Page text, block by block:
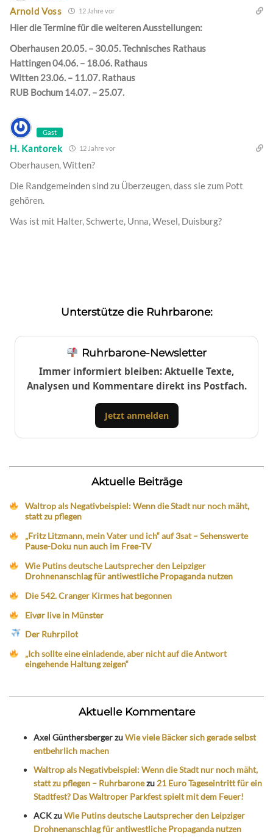
Arnold Voss 12 Jahre vor
Hier die Termine für die weiteren Ausstellungen:
Oberhausen 20.05. – 30.05. Technisches Rathaus
Hattingen 04.06. – 18.06. Rathaus
Witten 23.06. – 11.07. Rathaus
RUB Bochum 14.07. – 25.07.
Gast
H. Kantorek 12 Jahre vor
Oberhausen, Witten?
Die Randgemeinden sind zu Überzeugen, dass sie zum Pott
gehören.
Was ist mit Halter, Schwerte, Unna, Wesel, Duisburg?
Unterstütze die Ruhrbarone:
Ruhrbarone-Newsletter
Immer informiert bleiben: Aktuelle Texte,
Analysen und Kommentare direkt ins Postfach.
Jetzt anmelden
Aktuelle Beiträge
Waltrop als Negativbeispiel: Wenn die Stadt nur noch mäht,
statt zu pflegen
„Fritz Litzmann, mein Vater und ich“ auf 3sat – Sehenswerte
Pause-Doku nun auch im Free-TV
Wie Putins deutsche Lautsprecher den Leipziger
Drohnenanschlag für antiwestliche Propaganda nutzen
Die 542. Cranger Kirmes hat begonnen
Eivør live in Münster
Der Ruhrpilot
„Ich sollte eine einladende, aber nicht auf die Antwort
eingehende Haltung zeigen“
Aktuelle Kommentare
Axel GünthersbergerzuWie viele Bäcker sich gerade selbst
entbehrlich machen
Waltrop als Negativbeispiel: Wenn die Stadt nur noch mäht,
statt zu pflegen – Ruhrbaronezu 21 Euro Tageseintritt für ein
Stadtfest? Das Waltroper Parkfest spielt mit dem Feuer!
ACKzuWie Putins deutsche Lautsprecher den Leipziger
Drohnenanschlag für antiwestliche Propaganda nutzen